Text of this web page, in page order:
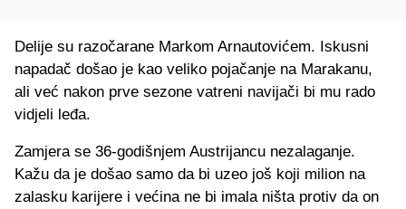
Delije su razočarane Markom Arnautovićem. Iskusni
napadač došao je kao veliko pojačanje na Marakanu,
ali već nakon prve sezone vatreni navijači bi mu rado
vidjeli leđa.
Zamjera se 36-godišnjem Austrijancu nezalaganje.
Kažu da je došao samo da bi uzeo još koji milion na
zalasku karijere i većina ne bi imala ništa protiv da on